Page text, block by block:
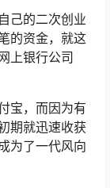
己的二次创业
的资金，就这
上银行公司
宝，而因为有
期就迅速收获
为了一代风向